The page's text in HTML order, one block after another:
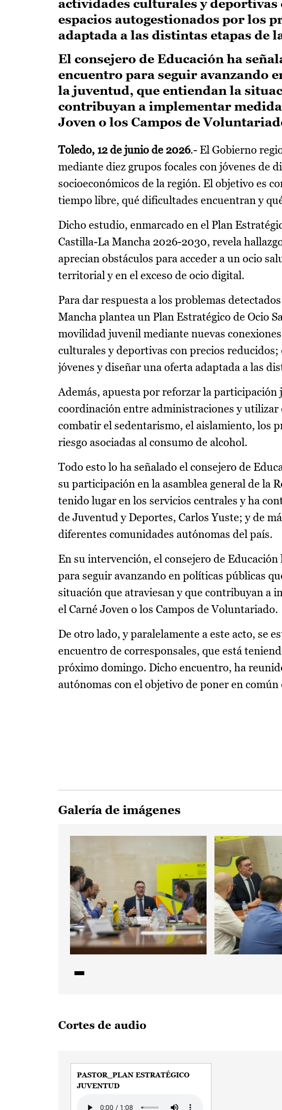
actividades culturales y
espacios autogestionados por los
adaptada a las distintas etapas de
El consejero de Educación ha
encuentro para seguir avanzando
la juventud, que entiendan la
contribuyan a implementar
Joven o los Campos de
Toledo, 12 de junio de 2026.- El Gobierno
mediante diez grupos focales con jóvenes de
socioeconómicos de la región. El objetivo es
tiempo libre, qué dificultades encuentran y
Dicho estudio, enmarcado en el Plan
Castilla-La Mancha 2026-2030, revela
aprecian obstáculos para acceder a un ocio
territorial y en el exceso de ocio digital.
Para dar respuesta a los problemas
Mancha plantea un Plan Estratégico de Ocio
movilidad juvenil mediante nuevas
culturales y deportivas con precios
jóvenes y diseñar una oferta adaptada a las
Además, apuesta por reforzar la
coordinación entre administraciones y
combatir el sedentarismo, el aislamiento, los
riesgo asociadas al consumo de alcohol.
Todo esto lo ha señalado el consejero de
su participación en la asamblea general de la
tenido lugar en los servicios centrales y ha
de Juventud y Deportes, Carlos Yuste; y de
diferentes comunidades autónomas del país.
En su intervención, el consejero de
para seguir avanzando en políticas públicas
situación que atraviesan y que contribuyan a
el Carné Joven o los Campos de Voluntariado.
De otro lado, y paralelamente a este acto, se
encuentro de corresponsales, que está
próximo domingo. Dicho encuentro, ha
autónomas con el objetivo de poner en
Galería de imágenes
Cortes de audio
PASTOR_PLAN ESTRATÉGICO
JUVENTUD